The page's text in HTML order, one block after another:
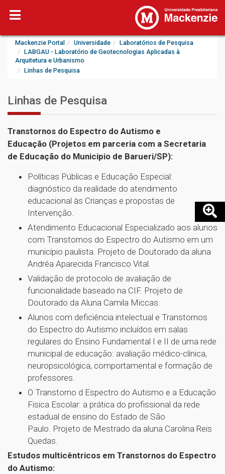
Mackenzie Portal Universidade
Laboratórios de Pesquisa
LABGAU - Laboratório de Geotecnologias Aplicadas à
Arquitetura e Urbanismo
Linhas de Pesquisa
Linhas de Pesquisa
Transtornos do Espectro do Autismo e
Educação (Projetos em parceria com a Secretaria
de Educação do Municipio de Barueri/SP):
Políticas Públicas e Educação Especial:
diagnóstico da realidade do atendimento
educacional às Crianças e propostas de
Intervenção.
Atendimento Educacional Especializado aos alunos
com Transtornos do Espectro do Autismo em um
município paulista. Projeto de Doutorado da aluna
Andréa Aparecida Francisco Vital.
Validação de protocolo de avaliação de
funcionalidade baseado na CIF. Projeto de
Doutorado da Aluna Camila Miccas.
Alunos com deficiência intelectual e Transtornos
do Espectro do Autismo incluídos em salas
regulares do Ensino Fundamental I e II de uma rede
municipal de educação: avaliação médico-clínica,
neuropsicológica, comportamental e formação de
professores.
O Transtorno d Espectro do Autismo e a Educação
Fisica Escolar: a prática do profissional da rede
estadual de ensino do Estado de São
Paulo. Projeto de Mestrado da aluna Carolina Reis
Quedas.
Estudos multicêntricos em Transtornos do Espectro
do Autismo: